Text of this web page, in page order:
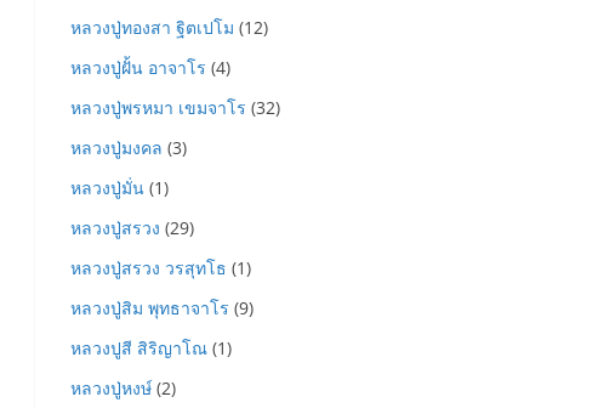
หลวงปู่ทองสา ฐิตเปโม (12)
หลวงปู่ฝั้น อาจาโร (4)
หลวงปู่พรหมา เขมจาโร (32)
หลวงปู่มงคล (3)
หลวงปู่มั่น (1)
หลวงปู่สรวง (29)
หลวงปู่สรวง วรสุทโธ (1)
หลวงปู่สิม พุทธาจาโร (9)
หลวงปูสี สิริญาโณ (1)
หลวงปู่หงษ์ (2)